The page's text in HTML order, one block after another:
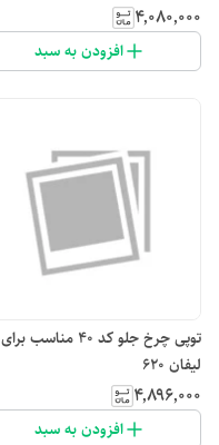
۴٬۰۸۰٬۰۰۰
افزودن به سبد
توپی چرخ جلو کد ۴۰ مناسب برای
لیفان 620
۴٬۸۹۶٬۰۰۰
افزودن به سبد